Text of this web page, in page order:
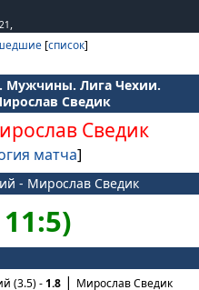
,
[список]
Мужчины. Лига Чехии.
Сведик
Сведик
матча]
- Мирослав Сведик
(3.5) -1.8
Мирослав Сведик